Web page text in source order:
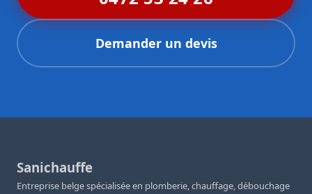
Demander un devis
Sanichauffe
Entreprise belge spécialisée en plomberie, chauffage, débouchage